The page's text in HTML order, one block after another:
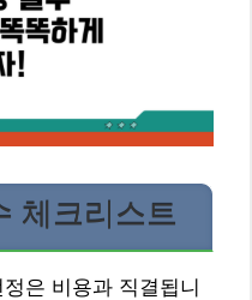
체크리스트
은 비용과 직결됩니